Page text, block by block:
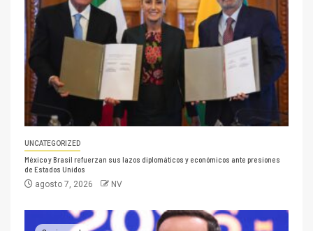
UNCATEGORIZED
México y Brasil refuerzan sus lazos diplomáticos y económicos ante presiones
de Estados Unidos
agosto 7, 2026 NV